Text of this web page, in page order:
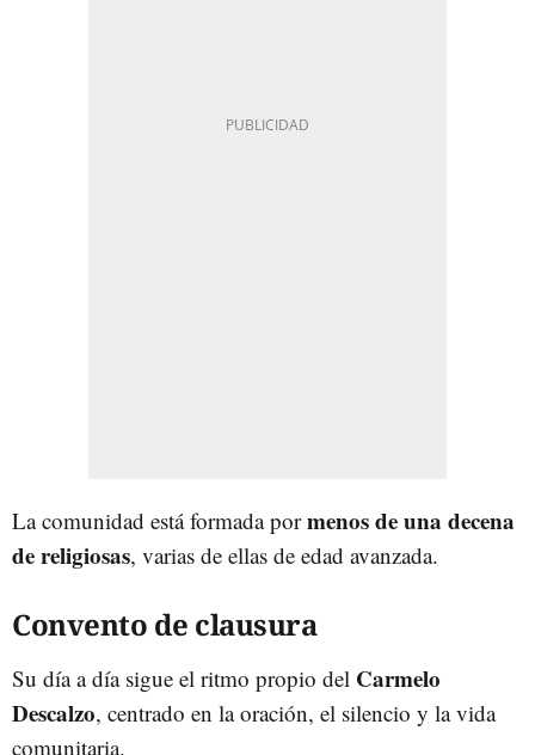
La comunidad está formada pormenos de una decena
de religiosas, varias de ellas de edad avanzada.
Convento de clausura
Su día a día sigue el ritmo propio del Carmelo
Descalzo, centrado en la oración, el silencio y la vida
comunitaria.